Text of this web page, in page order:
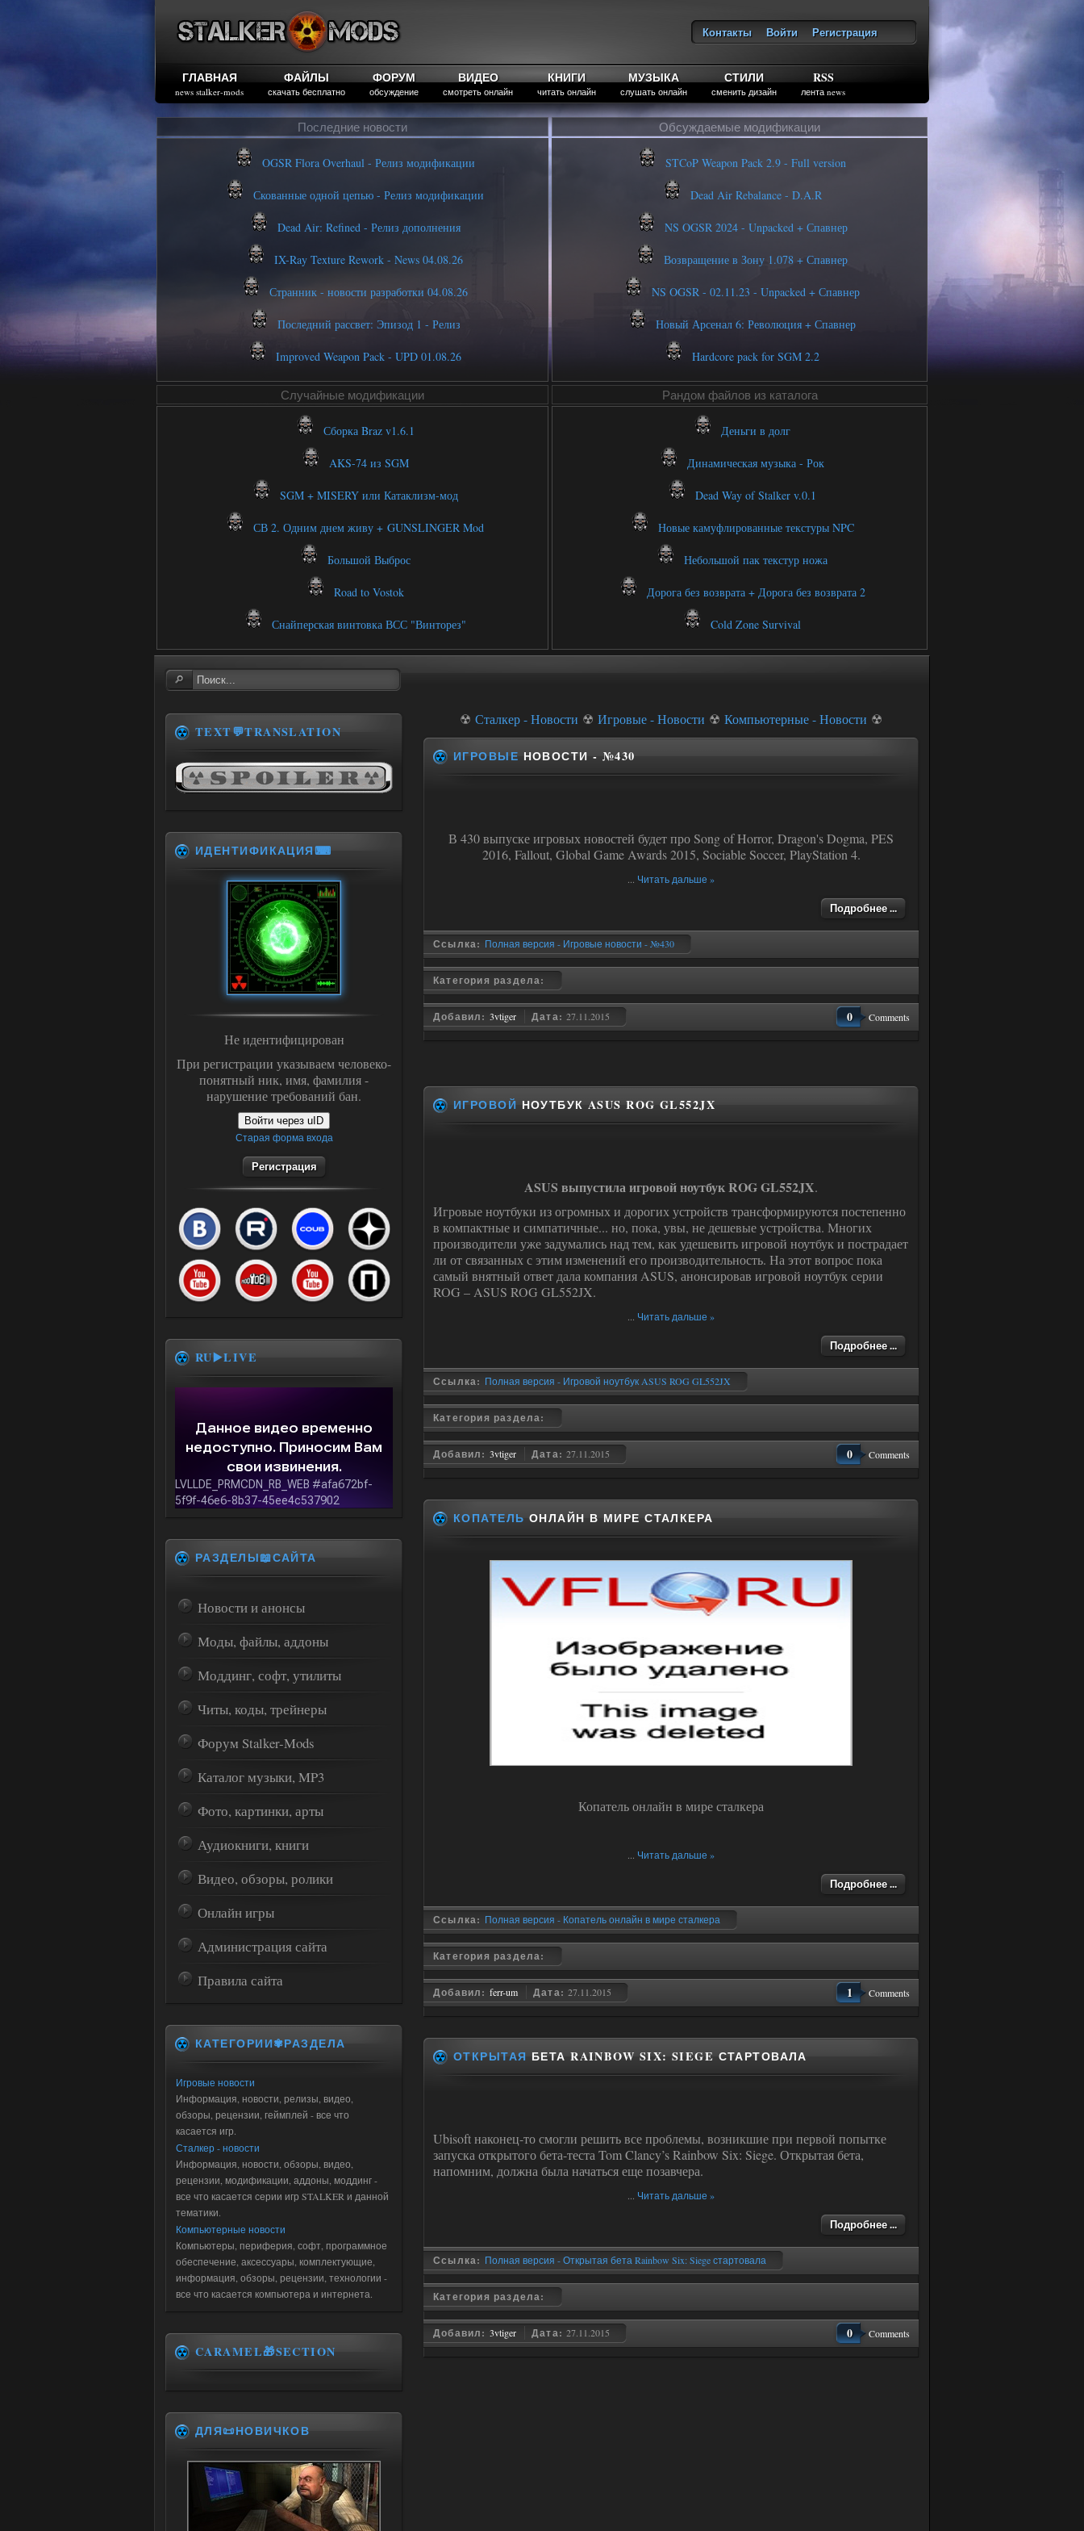
Контакты Войти
Регистрация
ГЛАВНАЯ
news stalker-mods
ФАЙЛЫ
скачать бесплатно
ФОРУМ
обсуждение
ВИДЕО
смотреть онлайн
КНИГИ
читать онлайн
МУЗЫКА
слушать онлайн
СТИЛИ
сменить дизайн
RSS
лента news
Последние новости
OGSR Flora Overhaul - Релиз модификации
Скованные одной цепью - Релиз модификации
Dead Air: Refined - Релиз дополнения
IX-Ray Texture Rework - News 04.08.26
Странник - новости разработки 04.08.26
Последний рассвет: Эпизод 1 - Релиз
Improved Weapon Pack - UPD 01.08.26
Обсуждаемые модификации
STCoP Weapon Pack 2.9 - Full version
Dead Air Rebalance - D.A.R
NS OGSR 2024 - Unpacked + Спавнер
Возвращение в Зону 1.078 + Спавнер
NS OGSR - 02.11.23 - Unpacked + Спавнер
Новый Арсенал 6: Революция + Спавнер
Hardcore pack for SGM 2.2
Случайные модификации
Сборка Braz v1.6.1
AKS-74 из SGM
SGM + MISERY или Катаклизм-мод
СВ 2. Одним днем живу + GUNSLINGER Mod
Большой Выброс
Road to Vostok
Снайперская винтовка ВСС "Винторез"
Рандом файлов из каталога
Деньги в долг
Динамическая музыка - Рок
Dead Way of Stalker v.0.1
Новые камуфлированные текстуры NPC
Небольшой пак текстур ножа
Дорога без возврата + Дорога без возврата 2
Cold Zone Survival
☢ Сталкер - Новости ☢ Игровые - Новости ☢ Компьютерные - Новости ☢
ИГРОВЫЕ НОВОСТИ - №430
В 430 выпуске игровых новостей будет про Song of Horror, Dragon's Dogma, PES
2016, Fallout, Global Game Awards 2015, Sociable Soccer, PlayStation 4.
... Читать дальше »
Подробнее ...
Ссылка: Полная версия - Игровые новости - №430
Категория раздела:
Добавил: 3vtiger Дата:27.11.2015 0 Comments
ИГРОВОЙ НОУТБУК ASUS ROG GL552JX
ASUS выпустила игровой ноутбук ROG GL552JX.
Игровые ноутбуки из огромных и дорогих устройств трансформируются постепенно
в компактные и симпатичные... но, пока, увы, не дешевые устройства. Многих
производители уже задумались над тем, как удешевить игровой ноутбук и пострадает
ли от связанных с этим изменений его производительность. На этот вопрос пока
самый внятный ответ дала компания ASUS, анонсировав игровой ноутбук серии
ROG – ASUS ROG GL552JX.
... Читать дальше »
Подробнее ...
Ссылка: Полная версия - Игровой ноутбук ASUS ROG GL552JX
Категория раздела:
Добавил: 3vtiger Дата:27.11.2015 0 Comments
КОПАТЕЛЬ ОНЛАЙН В МИРЕ СТАЛКЕРА
Копатель онлайн в мире сталкера
... Читать дальше »
Подробнее ...
Ссылка: Полная версия - Копатель онлайн в мире сталкера
Категория раздела:
Добавил: ferr-um Дата:27.11.2015 1 Comments
ОТКРЫТАЯ БЕТА RAINBOW SIX: SIEGE СТАРТОВАЛА
Ubisoft наконец-то смогли решить все проблемы, возникшие при первой попытке
запуска открытого бета-теста Tom Clancy’s Rainbow Six: Siege. Открытая бета,
напомним, должна была начаться еще позавчера.
... Читать дальше »
Подробнее ...
Ссылка: Полная версия - Открытая бета Rainbow Six: Siege стартовала
Категория раздела:
Добавил: 3vtiger Дата:27.11.2015 0 Comments
TEXT💬TRANSLATION
ИДЕНТИФИКАЦИЯ⌨
Не идентифицирован
При регистрации указываем человеко-
понятный ник, имя, фамилия -
нарушение требований бан.
Войти через uID
Старая форма входа
Регистрация
RU▶️LIVE
РАЗДЕЛЫ📖САЙТА
Новости и анонсы
Моды, файлы, аддоны
Моддинг, софт, утилиты
Читы, коды, трейнеры
Форум Stalker-Mods
Каталог музыки, MP3
Фото, картинки, арты
Аудиокниги, книги
Видео, обзоры, ролики
Онлайн игры
Администрация сайта
Правила сайта
КАТЕГОРИИ✾РАЗДЕЛА
Игровые новости
Информация, новости, релизы, видео,
обзоры, рецензии, геймплей - все что
касается игр.
Сталкер - новости
Информация, новости, обзоры, видео,
рецензии, модификации, аддоны, моддинг -
все что касается серии игр STALKER и данной
тематики.
Компьютерные новости
Компьютеры, периферия, софт, программное
обеспечение, аксессуары, комплектующие,
информация, обзоры, рецензии, технологии -
все что касается компьютера и интернета.
CARAMEL🎁SECTION
ДЛЯ📜НОВИЧКОВ